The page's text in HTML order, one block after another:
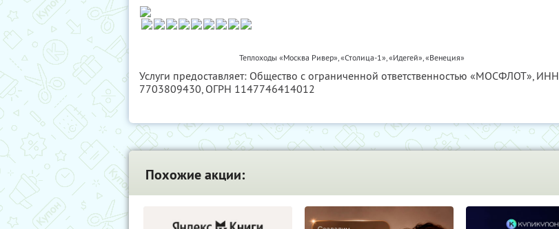
Теплоходы «Москва Ривер», «Столица-1», «Идегей», «Венеция»
Услуги предоставляет: Общество с ограниченной ответственностью «МОСФЛОТ», ИНН
7703809430, ОГРН 1147746414012
Похожие акции: